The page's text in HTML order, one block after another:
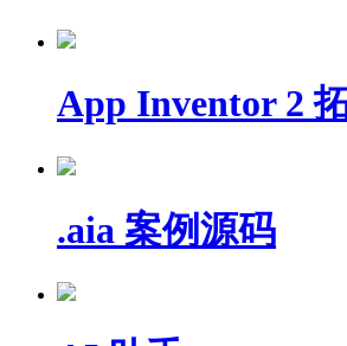
App Inventor 2
.aia 案例源码